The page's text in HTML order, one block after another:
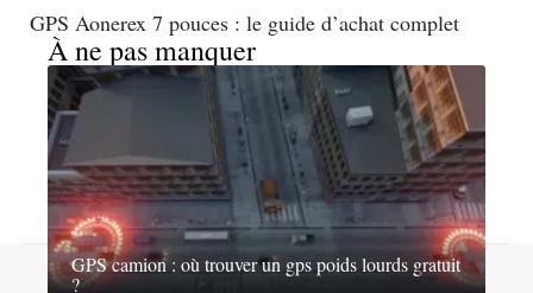
GPS Aonerex 7 pouces : le guide d’achat complet
À ne pas manquer
GPS camion : où trouver un gps poids lourds gratuit
?
Contact Mentions légales Sitemap